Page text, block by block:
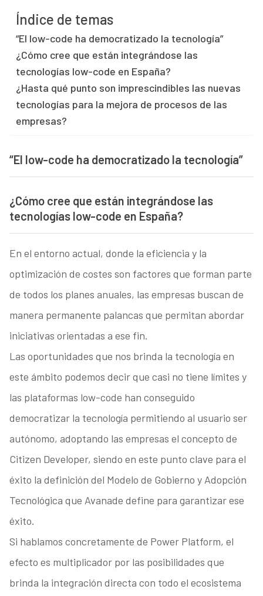
Índice de temas
“El low-code ha democratizado la tecnología”
¿Cómo cree que están integrándose las
tecnologías low-code en España?
¿Hasta qué punto son imprescindibles las nuevas
tecnologías para la mejora de procesos de las
empresas?
“El low-code ha democratizado la tecnología”
¿Cómo cree que están integrándose las
tecnologías low-code en España?
En el entorno actual, donde la eficiencia y la
optimización de costes son factores que forman parte
de todos los planes anuales, las empresas buscan de
manera permanente palancas que permitan abordar
iniciativas orientadas a ese fin.
Las oportunidades que nos brinda la tecnología en
este ámbito podemos decir que casi no tiene límites y
las plataformas low-code han conseguido
democratizar la tecnología permitiendo al usuario ser
autónomo, adoptando las empresas el concepto de
Citizen Developer, siendo en este punto clave para el
éxito la definición del Modelo de Gobierno y Adopción
Tecnológica que Avanade define para garantizar ese
éxito.
Si hablamos concretamente de Power Platform, el
efecto es multiplicador por las posibilidades que
brinda la integración directa con todo el ecosistema